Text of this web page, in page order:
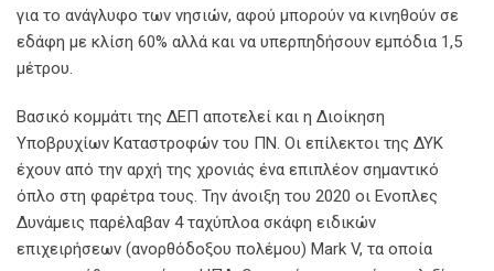
για το ανάγλυφο των νησιών, αφού μπορούν να κινηθούν σε
εδάφη με κλίση 60% αλλά και να υπερπηδήσουν εμπόδια 1,5
μέτρου.
Βασικό κομμάτι της ΔΕΠ αποτελεί και η Διοίκηση
Υποβρυχίων Καταστροφών του ΠΝ. Οι επίλεκτοι της ΔΥΚ
έχουν από την αρχή της χρονιάς ένα επιπλέον σημαντικό
όπλο στη φαρέτρα τους. Την άνοιξη του 2020 οι Ενοπλες
Δυνάμεις παρέλαβαν 4 ταχύπλοα σκάφη ειδικών
επιχειρήσεων (ανορθόδοξου πολέμου) Mark V, τα οποία